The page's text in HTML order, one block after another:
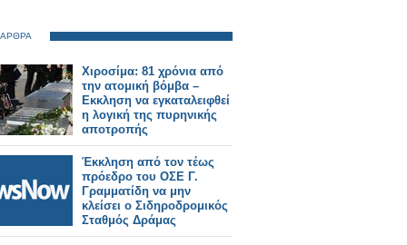
ΑΡΘΡΑ
Χιροσίμα: 81 χρόνια από
την ατομική βόμβα –
Εκκληση να εγκαταλειφθεί
η λογική της πυρηνικής
αποτροπής
Έκκληση από τον τέως
πρόεδρο του ΟΣΕ Γ.
Γραμματίδη να μην
κλείσει ο Σιδηροδρομικός
Σταθμός Δράμας